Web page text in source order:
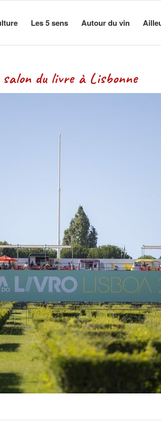
Les 5 sens Autour du vin
Lisbonne